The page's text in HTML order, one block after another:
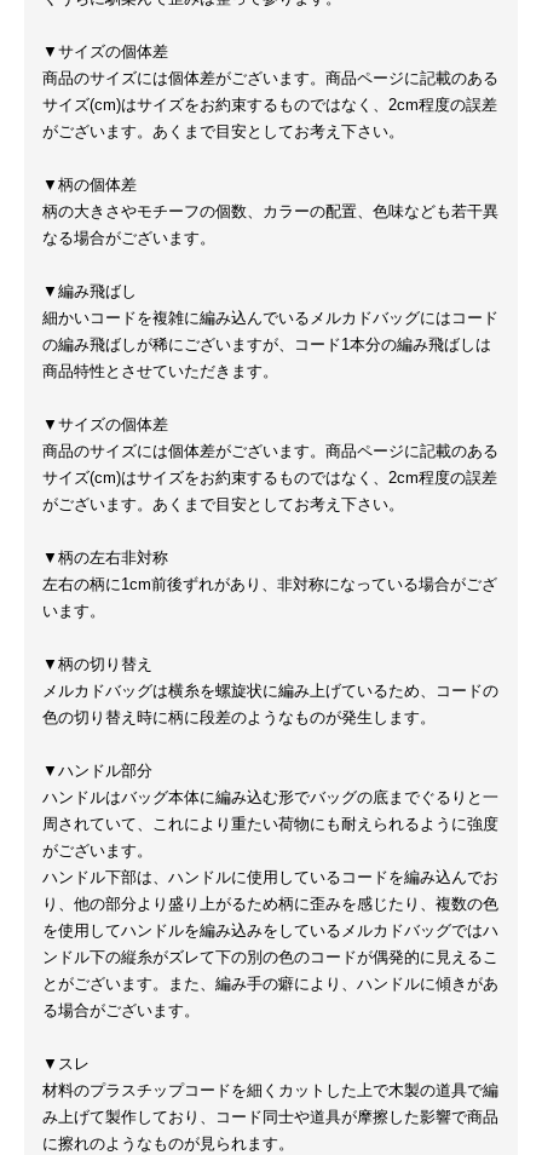
▼サイズの個体差
商品のサイズには個体差がございます。商品ページに記載のある
サイズ(cm)はサイズをお約束するものではなく、2cm程度の誤差
がございます。あくまで目安としてお考え下さい。
▼柄の個体差
柄の大きさやモチーフの個数、カラーの配置、色味なども若干異
なる場合がございます。
▼編み飛ばし
細かいコードを複雑に編み込んでいるメルカドバッグにはコード
の編み飛ばしが稀にございますが、コード1本分の編み飛ばしは
商品特性とさせていただきます。
▼サイズの個体差
商品のサイズには個体差がございます。商品ページに記載のある
サイズ(cm)はサイズをお約束するものではなく、2cm程度の誤差
がございます。あくまで目安としてお考え下さい。
▼柄の左右非対称
左右の柄に1cm前後ずれがあり、非対称になっている場合がござ
います。
▼柄の切り替え
メルカドバッグは横糸を螺旋状に編み上げているため、コードの
色の切り替え時に柄に段差のようなものが発生します。
▼ハンドル部分
ハンドルはバッグ本体に編み込む形でバッグの底までぐるりと一
周されていて、これにより重たい荷物にも耐えられるように強度
がございます。
ハンドル下部は、ハンドルに使用しているコードを編み込んでお
り、他の部分より盛り上がるため柄に歪みを感じたり、複数の色
を使用してハンドルを編み込みをしているメルカドバッグではハ
ンドル下の縦糸がズレて下の別の色のコードが偶発的に見えるこ
とがございます。また、編み手の癖により、ハンドルに傾きがあ
る場合がございます。
▼スレ
材料のプラスチップコードを細くカットした上で木製の道具で編
み上げて製作しており、コード同士や道具が摩擦した影響で商品
に擦れのようなものが見られます。